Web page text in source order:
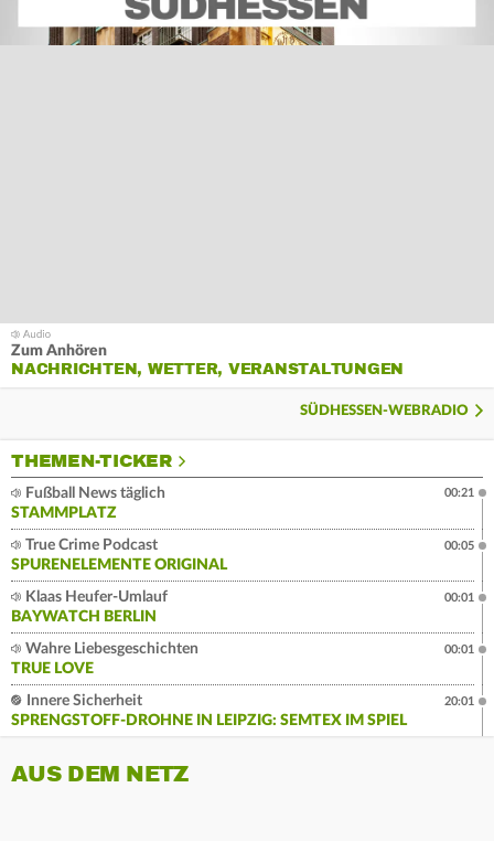
Zum Anhören
NACHRICHTEN, WETTER, VERANSTALTUNGEN
SÜDHESSEN-WEBRADIO
THEMEN-TICKER
Fußball News täglich
STAMMPLATZ
00:21
True Crime Podcast
SPURENELEMENTE ORIGINAL
00:05
Klaas Heufer-Umlauf
BAYWATCH BERLIN
00:01
Wahre Liebesgeschichten
TRUE LOVE
00:01
Innere Sicherheit
SPRENGSTOFF-DROHNE IN LEIPZIG: SEMTEX IM SPIEL
20:01
AUS DEM NETZ